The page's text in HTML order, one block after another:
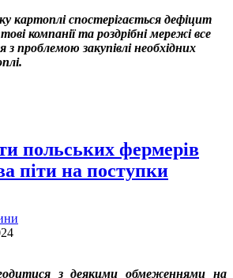
картоплі спостерігається дефіцит
компанії та роздрібні мережі все
проблемою закупівлі необхідних
польських фермерів
піти на поступки
з деякими обмеженнями на